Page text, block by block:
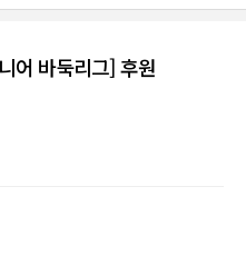
어 바둑리그] 후원